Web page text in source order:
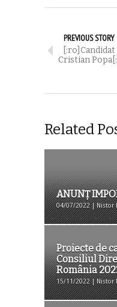
PREVIOUS STORY
[:ro]Candidat
Cristian Popa[:]
Related
ANUNȚ
04/07/2022 | Nistor
Proiecte de
Consiliul
România
15/11/2022 | Nistor